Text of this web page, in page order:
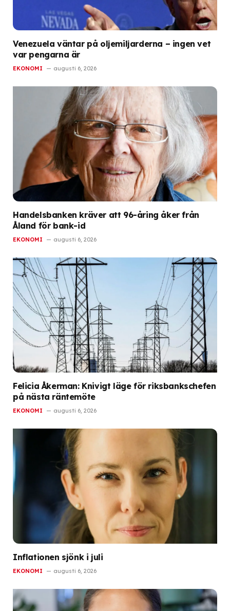
Venezuela väntar på oljemiljarderna – ingen vet
var pengarna är
EKONOMI augusti 6, 2026
Handelsbanken kräver att 96-åring åker från
Åland för bank-id
EKONOMI augusti 6, 2026
Felicia Åkerman: Knivigt läge för riksbankschefen
på nästa räntemöte
EKONOMI augusti 6, 2026
Inflationen sjönk i juli
EKONOMI augusti 6, 2026